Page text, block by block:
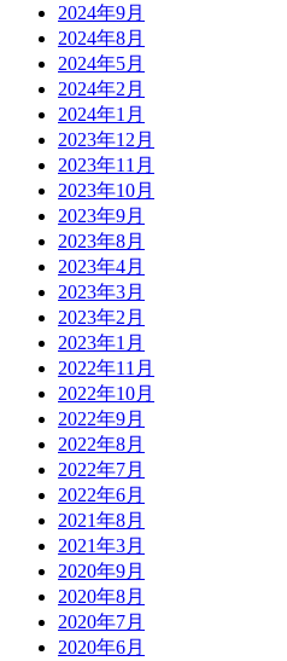
2024年9月
2024年8月
2024年5月
2024年2月
2024年1月
2023年12月
2023年11月
2023年10月
2023年9月
2023年8月
2023年4月
2023年3月
2023年2月
2023年1月
2022年11月
2022年10月
2022年9月
2022年8月
2022年7月
2022年6月
2021年8月
2021年3月
2020年9月
2020年8月
2020年7月
2020年6月